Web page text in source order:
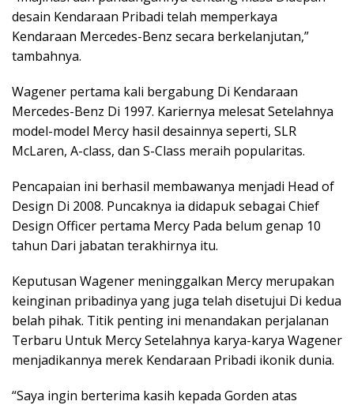
desain Kendaraan Pribadi telah memperkaya
Kendaraan Mercedes-Benz secara berkelanjutan,”
tambahnya.
Wagener pertama kali bergabung Di Kendaraan
Mercedes-Benz Di 1997. Kariernya melesat Setelahnya
model-model Mercy hasil desainnya seperti, SLR
McLaren, A-class, dan S-Class meraih popularitas.
Pencapaian ini berhasil membawanya menjadi Head of
Design Di 2008. Puncaknya ia didapuk sebagai Chief
Design Officer pertama Mercy Pada belum genap 10
tahun Dari jabatan terakhirnya itu.
Keputusan Wagener meninggalkan Mercy merupakan
keinginan pribadinya yang juga telah disetujui Di kedua
belah pihak. Titik penting ini menandakan perjalanan
Terbaru Untuk Mercy Setelahnya karya-karya Wagener
menjadikannya merek Kendaraan Pribadi ikonik dunia.
“Saya ingin berterima kasih kepada Gorden atas